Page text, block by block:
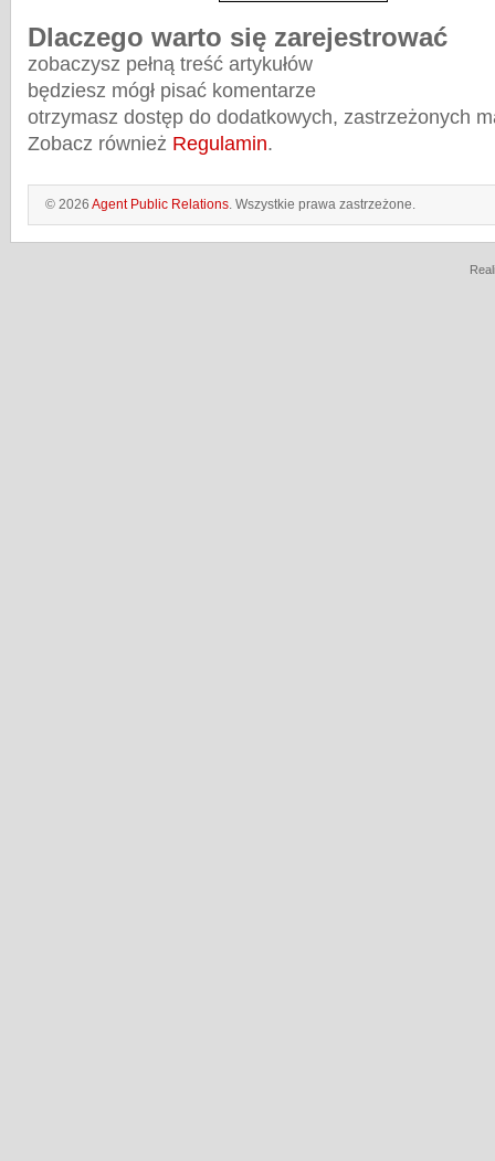
Dlaczego warto się zarejestrować
zobaczysz pełną treść artykułów
będziesz mógł pisać komentarze
otrzymasz dostęp do dodatkowych, zastrzeżonych
Zobacz również Regulamin.
© 2026 Agent Public Relations. Wszystkie prawa zastrzeżone.